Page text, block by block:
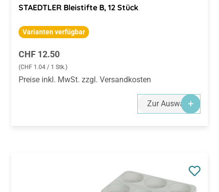
STAEDTLER Bleistifte B, 12 Stück
Varianten verfügbar
Regulärer Preis:
CHF 12.50
(CHF 1.04 / 1 Stk.)
Preise inkl. MwSt. zzgl. Versandkosten
Zur Auswahl